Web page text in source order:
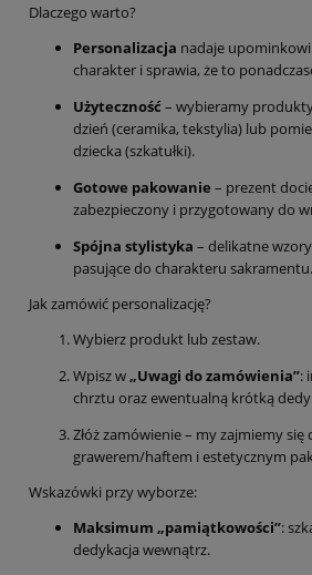
Dlaczego warto?
Personalizacja nadaje
charakter i sprawia, że to
Użyteczność – wybieramy
dzień (ceramika, tekstylia) lub
dziecka (szkatułki).
Gotowe pakowanie – prezent
zabezpieczony i przygotowany do
Spójna stylistyka – delikatne
pasujące do charakteru sakramentu.
Jak zamówić personalizację?
Wybierz produkt lub zestaw.
Wpisz w„Uwagi do zamówienia”:
chrztu oraz ewentualną krótką
Złóż zamówienie – my zajmiemy się
grawerem/haftem i estetycznym
Wskazówki przy wyborze:
Maksimum „pamiątkowości”:
dedykacja wewnątrz.